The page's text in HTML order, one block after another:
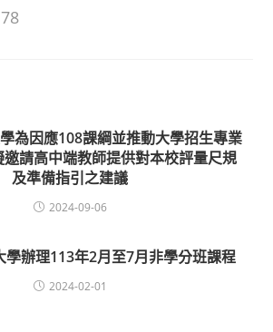
78
學為因應108課綱並推動大學招生專業
請高中端教師提供對本校評量尺規
及準備指引之建議
2024-09-06
學辦理113年2月至7月非學分班課程
2024-02-01